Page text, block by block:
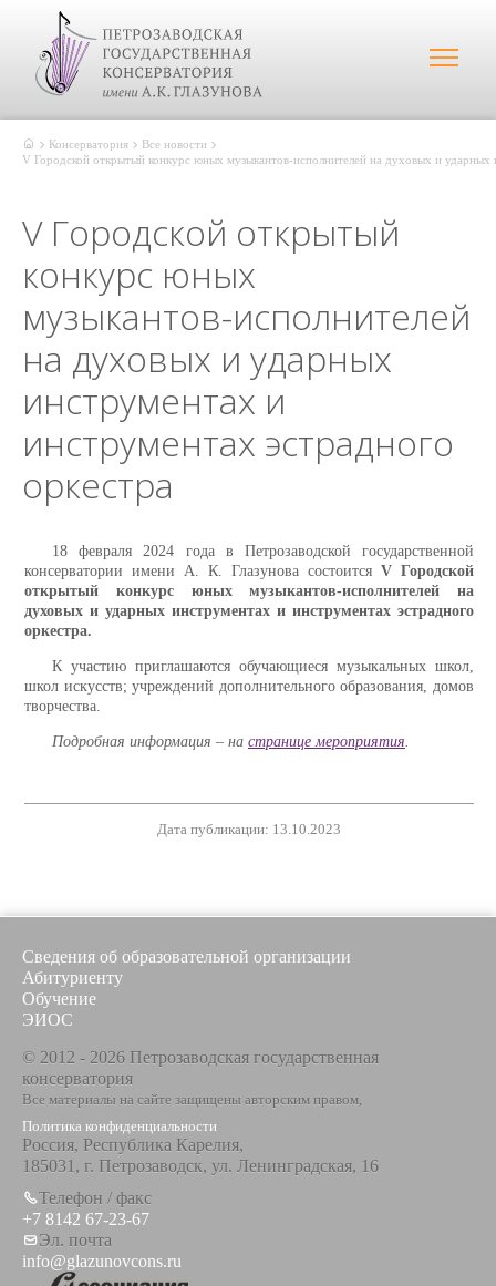
Консерватория
Все новости
V Городской открытый конкурс юных музыкантов-исполнителей на духовых и ударных
V Городской открытый
конкурс юных
музыкантов-исполнителей
на духовых и ударных
инструментах и
инструментах эстрадного
оркестра
18 февраля 2024 года в Петрозаводской государственной
консерватории имени А. К. Глазунова состоится V Городской
открытый конкурс юных музыкантов-исполнителей на
духовых и ударных инструментах и инструментах эстрадного
оркестра.
К участию приглашаются обучающиеся музыкальных школ,
школ искусств; учреждений дополнительного образования, домов
творчества.
Подробная информация – на странице мероприятия.
Дата публикации: 13.10.2023
Сведения об образовательной организации
Абитуриенту
Обучение
ЭИОС
© 2012 - 2026 Петрозаводская государственная
консерватория
Все материалы на сайте защищены авторским правом,
Политика конфиденциальности
Россия, Республика Карелия,
185031, г. Петрозаводск, ул. Ленинградская, 16
Телефон / факс
+7 8142 67-23-67
Эл. почта
info@glazunovcons.ru